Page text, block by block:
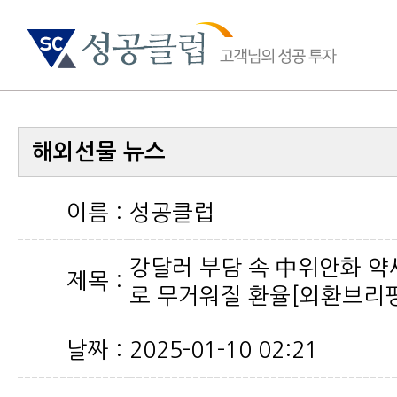
해외선물 뉴스
이름 : 성공클럽
제목 :
로 무거워질 환율[외환브리
날짜 : 2025-01-10 02:21